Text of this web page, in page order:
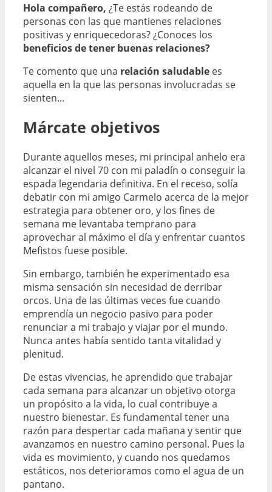
Hola compañero, ¿Te estás rodeando de
personas con las que mantienes relaciones
positivas y enriquecedoras? ¿Conoces los
beneficios de tener buenas relaciones?
Te comento que una relación saludable es
aquella en la que las personas involucradas se
sienten...
Márcate objetivos
Durante aquellos meses, mi principal anhelo era
alcanzar el nivel 70 con mi paladín o conseguir la
espada legendaria definitiva. En el receso, solía
debatir con mi amigo Carmelo acerca de la mejor
estrategia para obtener oro, y los fines de
semana me levantaba temprano para
aprovechar al máximo el día y enfrentar cuantos
Mefistos fuese posible.
Sin embargo, también he experimentado esa
misma sensación sin necesidad de derribar
orcos. Una de las últimas veces fue cuando
emprendía un negocio pasivo para poder
renunciar a mi trabajo y viajar por el mundo.
Nunca antes había sentido tanta vitalidad y
plenitud.
De estas vivencias, he aprendido que trabajar
cada semana para alcanzar un objetivo otorga
un propósito a la vida, lo cual contribuye a
nuestro bienestar. Es fundamental tener una
razón para despertar cada mañana y sentir que
avanzamos en nuestro camino personal. Pues la
vida es movimiento, y cuando nos quedamos
estáticos, nos deterioramos como el agua de un
pantano.